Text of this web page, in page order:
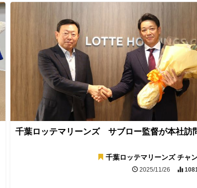
千葉ロッテマリーンズ サブロー監督が本社訪
千葉ロッテマリーンズ チャ
2025/11/26